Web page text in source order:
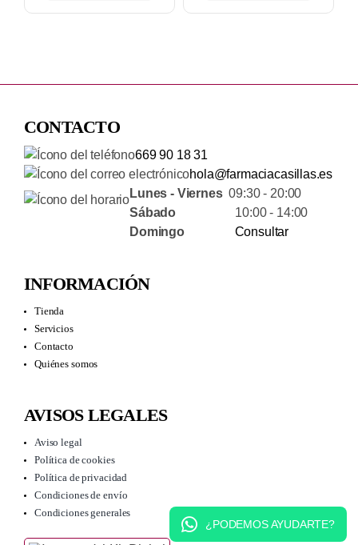
CONTACTO
669 90 18 31
hola@farmaciacasillas.es
Lunes - Viernes09:30 - 20:00
Sábado 10:00 - 14:00
Domingo
Consultar
INFORMACIÓN
Tienda
Servicios
Contacto
Quiénes somos
AVISOS LEGALES
Aviso legal
Política de cookies
Política de privacidad
Condiciones de envío
Condiciones generales
¿PODEMOS AYUDARTE?